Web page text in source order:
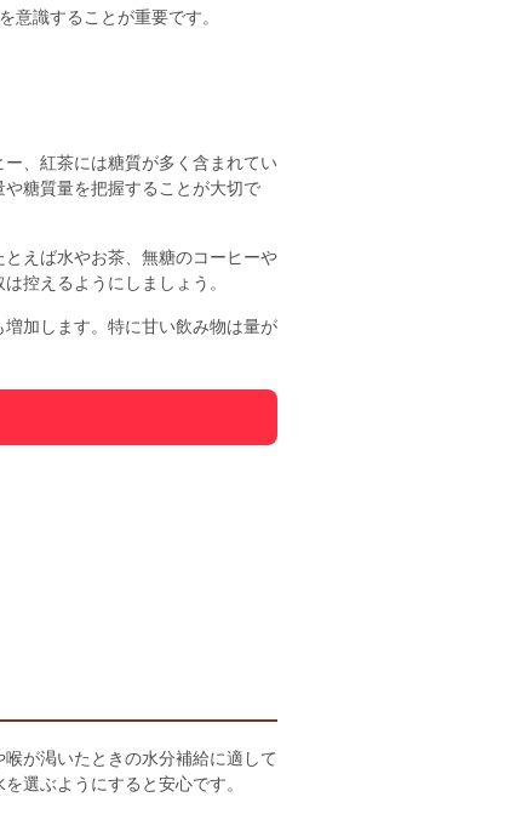
意識することが重要です。
、紅茶には糖質が多く含まれてい
糖質量を把握することが大切で
えば水やお茶、無糖のコーヒーや
控えるようにしましょう。
加します。特に甘い飲み物は量が
が渇いたときの水分補給に適して
選ぶようにすると安心です。